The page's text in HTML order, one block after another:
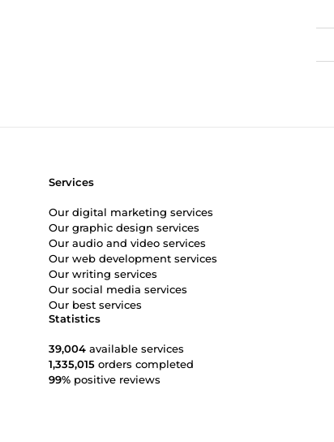
Statistics
39,004 available services
1,335,015 orders completed
99% positive reviews
Services
Our digital marketing services
Our graphic design services
Our audio and video services
Our web development services
Our writing services
Our social media services
Our best services